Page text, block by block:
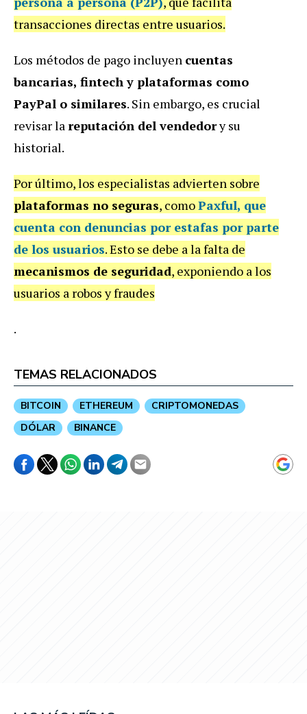
transacciones directas entre usuarios.
Los métodos de pago incluyen cuentas
bancarias, fintech y plataformas como
PayPal o similares. Sin embargo, es crucial
revisar lareputación del vendedory su
historial.
Por último, los especialistas advierten sobre
plataformas no seguras, comoPaxful, que
cuenta con denuncias por estafas por parte
de los usuarios. Esto se debe a la falta de
mecanismos de seguridad, exponiendo a los
usuarios a robos y fraudes
.
TEMAS RELACIONADOS
BITCOIN ETHEREUM
CRIPTOMONEDAS
DÓLAR
BINANCE